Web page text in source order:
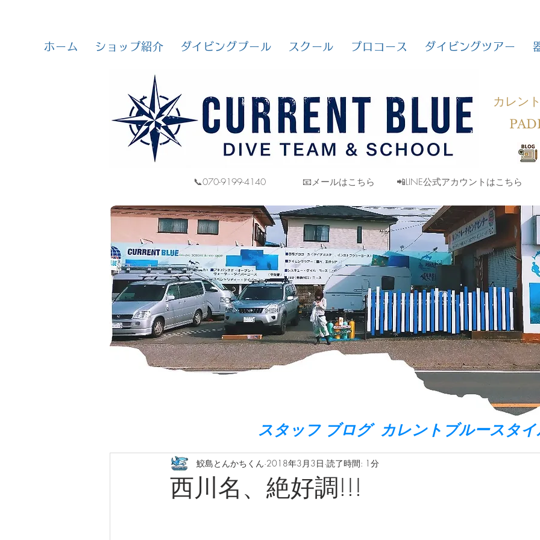
ホーム ショップ紹介 ダイビングプール スクール プロコース ダイビングツアー
カレン
📞070-9199-4140 📧メールはこちら 📲LINE公式アカウントはこちら
スタッフ ブログ カレントブルースタイ
西川名、絶好調!!!
鮫島とんかちくん 2018年3月3日 読了時間: 1分